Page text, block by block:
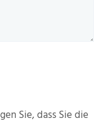
Sie, dass Sie die